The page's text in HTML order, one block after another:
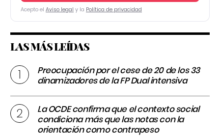
Acepto el Aviso legal y la Política de privacidad
LAS MÁS LEÍDAS
Preocupación por el cese de 20 de los 33
dinamizadores de la FP Dual intensiva
La OCDE confirma que el contexto social
condiciona más que las notas con la
orientación como contrapeso